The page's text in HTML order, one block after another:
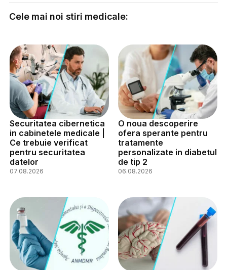
Cele mai noi stiri medicale:
Securitatea cibernetica
in cabinetele medicale |
Ce trebuie verificat
pentru securitatea
datelor
07.08.2026
O noua descoperire
ofera sperante pentru
tratamente
personalizate in diabetul
de tip 2
06.08.2026